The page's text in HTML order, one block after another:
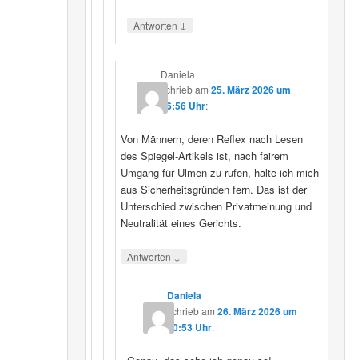
Antworten ↓
Daniela
schriebam25. März 2026 um
16:56 Uhr:
Von Männern, deren Reflex nach Lesen
des Spiegel-Artikels ist, nach fairem
Umgang für Ulmen zu rufen, halte ich mich
aus Sicherheitsgründen fern. Das ist der
Unterschied zwischen Privatmeinung und
Neutralität eines Gerichts.
Antworten ↓
Daniela
schriebam 26. März 2026 um
10:53 Uhr: